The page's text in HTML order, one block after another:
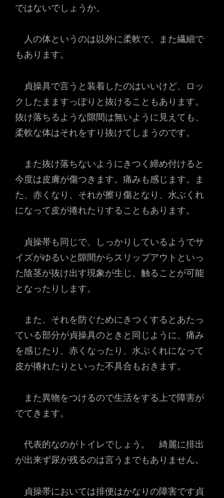
ではないでしょうか。
人の体というのは以外に柔軟で、また繊細で
もあります。
貞操具で言うと装着したのはいいけど、ロッ
クしたまますっぽりと抜けることもあります。
抜け落ちるような隙間は無いように見えても、
柔軟な体はそれをすり抜けてしまうのです。
また抜け落ちないようにきつく締め付けると
今度は皮膚が傷つきます。痛みも感じます。ま
た、赤くなり、それが擦り傷となり、水ぶくれ
になって皮が捲れたりすることもあります。
貞操帯も同じで、しっかりしているようでサ
イズがゆるいと隙間からスリップアウトといっ
た陰茎が抜け出す現象が生じ、触ることが可能
となったりします。
また、それを防ぐためにきつくするとあたっ
ている部分が貞操具のときと同じように、痛み
を感じたり、赤くなったり、水ぶくれになって
皮が捲れたりといった不具合もおきます。
また異物をつけるので生活をする上で障害が
でてきます。
代表的なのがトイレでしょう。 綺麗に排出
が出来ず尿が残るのは言うまでもありません。
貞操帯においては排便はかなりの障害です貞